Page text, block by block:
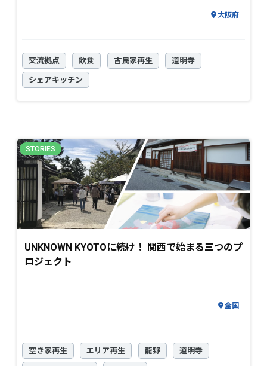
大阪府
交流拠点 飲食 古民家再生 道明寺
シェアキッチン
UNKNOWN KYOTOに続け！ 関西で始まる三つのプ
ロジェクト
全国
空き家再生 エリア再生 龍野 道明寺